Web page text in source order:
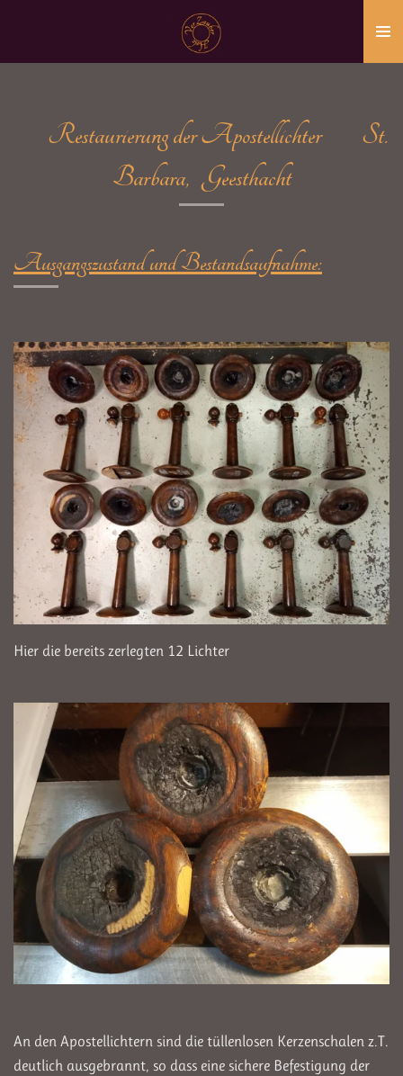
springen
Restaurierung der Apostellichter St.
Barbara, Geesthacht
Ausgangszustand und Bestandsaufnahme:
Hier die bereits zerlegten 12 Lichter
An den Apostellichtern sind die tüllenlosen Kerzenschalen z.T.
deutlich ausgebrannt, so dass eine sichere Befestigung der